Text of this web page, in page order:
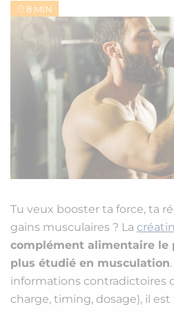
8 MIN
Tu veux booster ta force, ta
gains musculaires ? La
complément alimentaire le
plus étudié en musculation
informations contradictoires
charge, timing, dosage), il